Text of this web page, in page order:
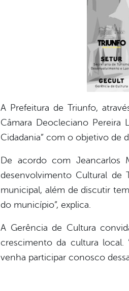
A Prefeitura de Triunfo,
Câmara Deocleciano Pereira
Cidadania” com o objetivo de
De acordo com Jeancarlos
desenvolvimento Cultural de
municipal, além de discutir
do município”, explica.
A Gerência de Cultura
crescimento da cultura local.
venha participar conosco